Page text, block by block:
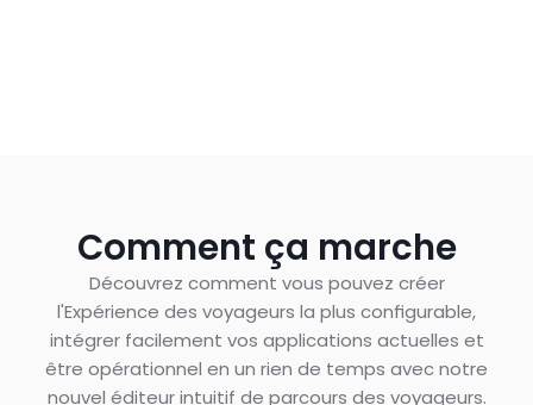
Comment ça marche
Découvrez comment vous pouvez créer
l'Expérience des voyageurs la plus configurable,
intégrer facilement vos applications actuelles et
être opérationnel en un rien de temps avec notre
nouvel éditeur intuitif de parcours des voyageurs.